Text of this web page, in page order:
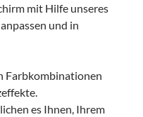
mit Hilfe unseres
und in
Farbkombinationen
es Ihnen, Ihrem